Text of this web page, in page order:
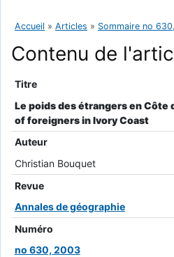
Accueil » Articles » Sommaire no
Contenu de
Titre
Le poids des étrangers en Côte
of foreigners in Ivory Coast
Auteur
Christian Bouquet
Revue
Annales de géographie
Numéro
no 630, 2003